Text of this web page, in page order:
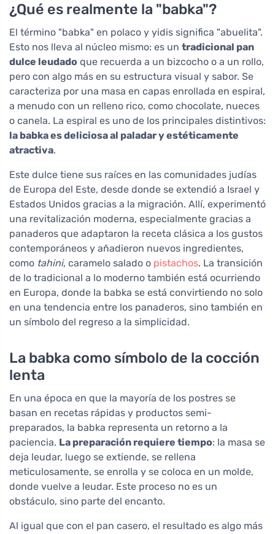
¿Qué es realmente la "babka"?
El término "babka" en polaco y yidis significa "abuelita".
Esto nos lleva al núcleo mismo: es un tradicional pan
dulce leudado que recuerda a un bizcocho o a un rollo,
pero con algo más en su estructura visual y sabor. Se
caracteriza por una masa en capas enrollada en espiral,
a menudo con un relleno rico, como chocolate, nueces
o canela. La espiral es uno de los principales distintivos:
la babka es deliciosa al paladar y estéticamente
atractiva.
Este dulce tiene sus raíces en las comunidades judías
de Europa del Este, desde donde se extendió a Israel y
Estados Unidos gracias a la migración. Allí, experimentó
una revitalización moderna, especialmente gracias a
panaderos que adaptaron la receta clásica a los gustos
contemporáneos y añadieron nuevos ingredientes,
como tahini, caramelo salado o pistachos. La transición
de lo tradicional a lo moderno también está ocurriendo
en Europa, donde la babka se está convirtiendo no solo
en una tendencia entre los panaderos, sino también en
un símbolo del regreso a la simplicidad.
La babka como símbolo de la cocción
lenta
En una época en que la mayoría de los postres se
basan en recetas rápidas y productos semi-
preparados, la babka representa un retorno a la
paciencia. La preparación requiere tiempo: la masa se
deja leudar, luego se extiende, se rellena
meticulosamente, se enrolla y se coloca en un molde,
donde vuelve a leudar. Este proceso no es un
obstáculo, sino parte del encanto.
Al igual que con el pan casero, el resultado es algo más